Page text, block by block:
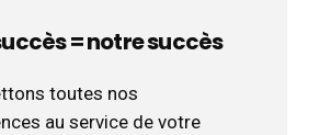
= notre succès
toutes nos
au service de votre